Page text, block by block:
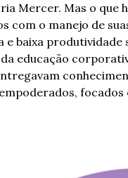
Mercer. Mas o que
com o manejo de
e baixa
educação